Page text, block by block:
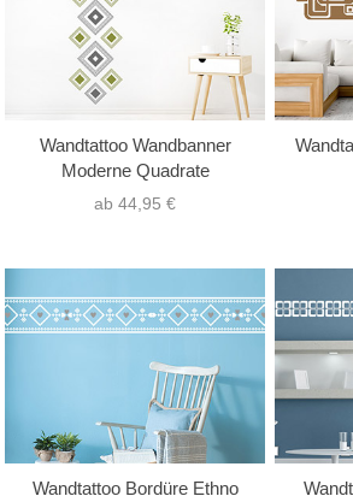
Wandtattoo Wandbanner
Moderne Quadrate
ab 44,95 €
Wandtattoo Bordüre Ethno